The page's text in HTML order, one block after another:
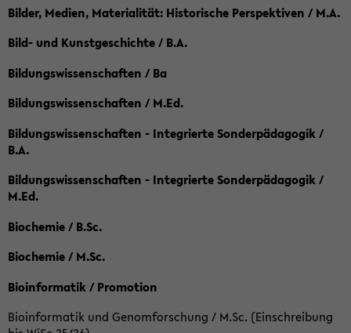
Bilder, Medien, Materialität: Historische Perspektiven / M.A.
Bild- und Kunstgeschichte / B.A.
Bildungswissenschaften / Ba
Bildungswissenschaften / M.Ed.
Bildungswissenschaften - Integrierte Sonderpädagogik /
B.A.
Bildungswissenschaften - Integrierte Sonderpädagogik /
M.Ed.
Biochemie / B.Sc.
Biochemie / M.Sc.
Bioinformatik / Promotion
Bioinformatik und Genomforschung / M.Sc. (Einschreibung